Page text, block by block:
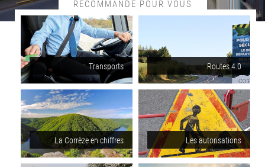
RECOMMANDÉ POUR VOUS
Transports Routes 4.0
La Corrèze en chiffres Les autorisations